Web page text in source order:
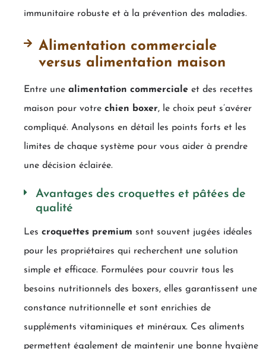
immunitaire robuste et à la prévention des maladies.
Alimentation commerciale
versus alimentation maison
Entre une alimentation commerciale et des recettes
maison pour votre chien boxer, le choix peut s’avérer
compliqué. Analysons en détail les points forts et les
limites de chaque système pour vous aider à prendre
une décision éclairée.
Avantages des croquettes et pâtées de
qualité
Les croquettes premium sont souvent jugées idéales
pour les propriétaires qui recherchent une solution
simple et efficace. Formulées pour couvrir tous les
besoins nutritionnels des boxers, elles garantissent une
constance nutritionnelle et sont enrichies de
suppléments vitaminiques et minéraux. Ces aliments
permettent également de maintenir une bonne hygiène